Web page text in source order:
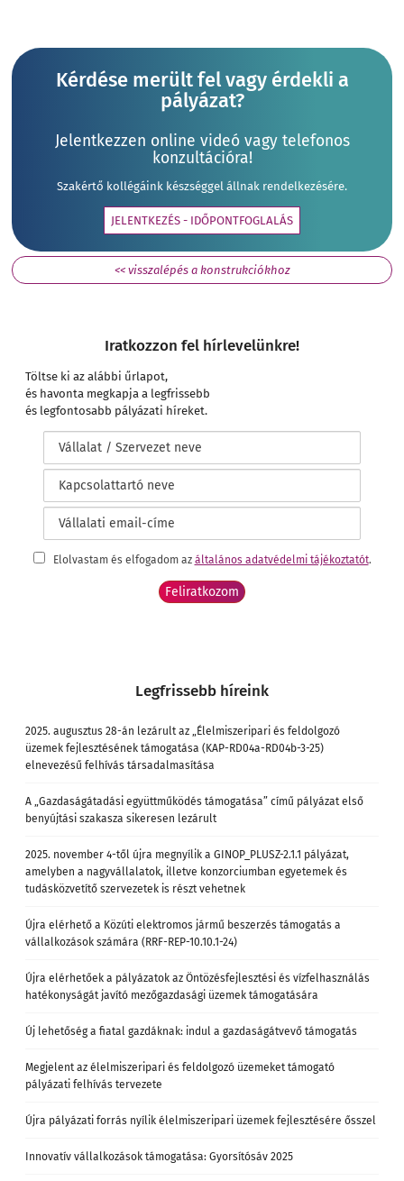
Kérdése merült fel vagy érdekli a
pályázat?
Jelentkezzen online videó vagy telefonos
konzultációra!
Szakértő kollégáink készséggel állnak rendelkezésére.
JELENTKEZÉS - IDŐPONTFOGLALÁS
<< visszalépés a konstrukciókhoz
Iratkozzon fel hírlevelünkre!
Töltse ki az alábbi űrlapot,
és havonta megkapja a legfrissebb
és legfontosabb pályázati híreket.
Elolvastam és elfogadom az általános adatvédelmi tájékoztatót.
Legfrissebb híreink
2025. augusztus 28-án lezárult az „Élelmiszeripari és feldolgozó
üzemek fejlesztésének támogatása (KAP-RD04a-RD04b-3-25)
elnevezésű felhívás társadalmasítása
A „Gazdaságátadási együttműködés támogatása” című pályázat első
benyújtási szakasza sikeresen lezárult
2025. november 4-től újra megnyílik a GINOP_PLUSZ-2.1.1 pályázat,
amelyben a nagyvállalatok, illetve konzorciumban egyetemek és
tudásközvetítő szervezetek is részt vehetnek
Újra elérhető a Közúti elektromos jármű beszerzés támogatás a
vállalkozások számára (RRF-REP-10.10.1-24)
Újra elérhetőek a pályázatok az Öntözésfejlesztési és vízfelhasználás
hatékonyságát javító mezőgazdasági üzemek támogatására
Új lehetőség a fiatal gazdáknak: indul a gazdaságátvevő támogatás
Megjelent az élelmiszeripari és feldolgozó üzemeket támogató
pályázati felhívás tervezete
Újra pályázati forrás nyílik élelmiszeripari üzemek fejlesztésére ősszel
Innovatív vállalkozások támogatása: Gyorsítósáv 2025